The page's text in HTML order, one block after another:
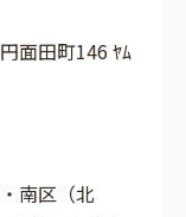
面田町146 ﾔﾑ
南区（北